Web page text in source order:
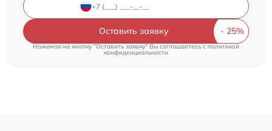
Оставить заявку
Нажимая на кнопку "Оставить заявку" Вы соглашаетесь cполитикой
конфиденциальности